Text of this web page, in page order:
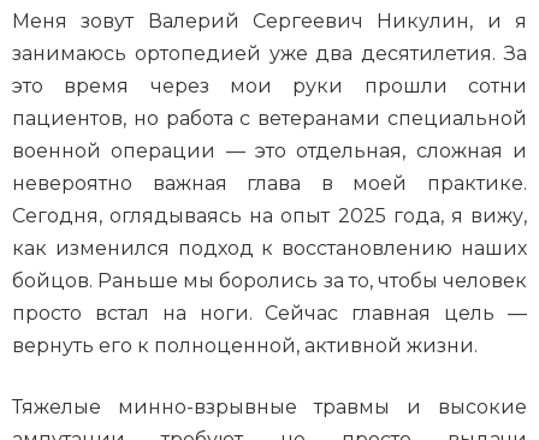
Меня зовут Валерий Сергеевич Никулин, и я
занимаюсь ортопедией уже два десятилетия. За
это время через мои руки прошли сотни
пациентов, но работа с ветеранами специальной
военной операции — это отдельная, сложная и
невероятно важная глава в моей практике.
Сегодня, оглядываясь на опыт 2025 года, я вижу,
как изменился подход к восстановлению наших
бойцов. Раньше мы боролись за то, чтобы человек
просто встал на ноги. Сейчас главная цель —
вернуть его к полноценной, активной жизни.
Тяжелые минно-взрывные травмы и высокие